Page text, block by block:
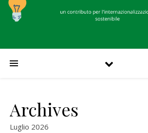
Archives
Luglio 2026